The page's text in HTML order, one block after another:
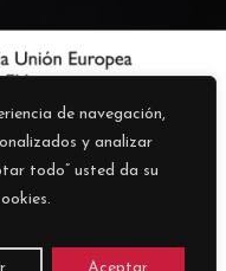
de navegación,
y analizar
todo” usted da su